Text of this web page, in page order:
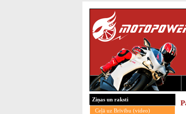
Ziņas un raksti
Ceļā uz Brīvību (video)